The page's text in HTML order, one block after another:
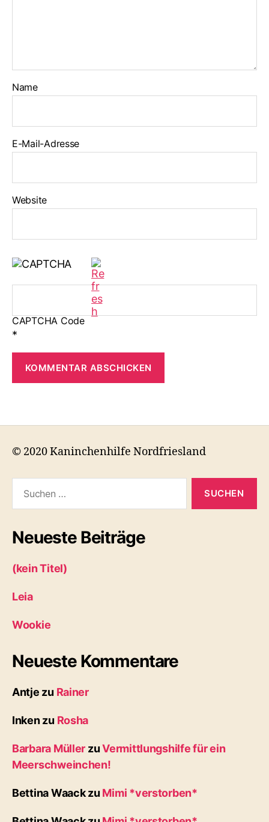
Name
E-Mail-Adresse
Website
CAPTCHA Code
*
© 2020 Kaninchenhilfe Nordfriesland
nach:
Neueste Beiträge
(kein Titel)
Leia
Wookie
Neueste Kommentare
Antje zu Rainer
Inkenzu Rosha
Barbara Müller zuVermittlungshilfe für ein
Meerschweinchen!
Bettina Waackzu Mimi *verstorben*